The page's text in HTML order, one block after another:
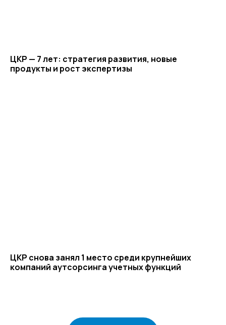
ЦКР — 7 лет: стратегия развития, новые
продукты и рост экспертизы
ЦКР снова занял 1 место среди крупнейших
компаний аутсорсинга учетных функций